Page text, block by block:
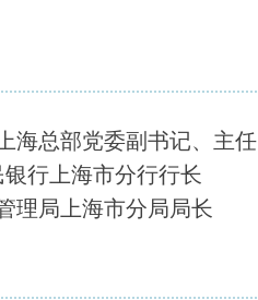
海总部党委副书记、主任
银行上海市分行行长
理局上海市分局局长